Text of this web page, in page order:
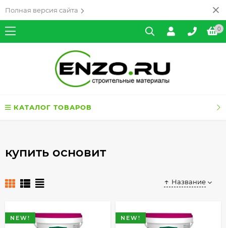
Полная версия сайта
0
КАТАЛОГ ТОВАРОВ
купить основит
Название
NEW! NEW!